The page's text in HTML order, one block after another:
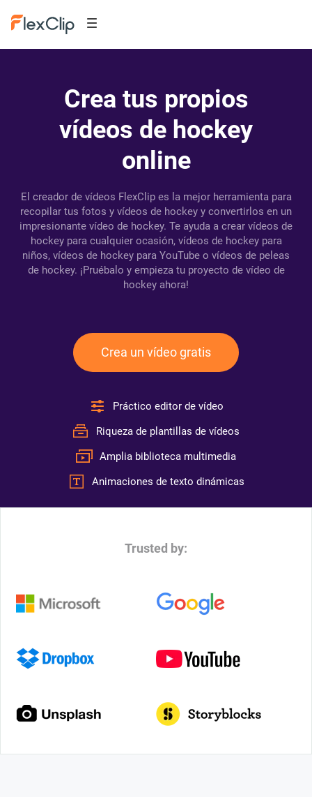
Crea tus propios
vídeos de hockey
online
El creador de vídeos FlexClip es la mejor herramienta para
recopilar tus fotos y vídeos de hockey y convertirlos en un
impresionante vídeo de hockey. Te ayuda a crear vídeos de
hockey para cualquier ocasión, vídeos de hockey para
niños, vídeos de hockey para YouTube o vídeos de peleas
de hockey. ¡Pruébalo y empieza tu proyecto de vídeo de
hockey ahora!
Crea un vídeo gratis
Práctico editor de vídeo
Riqueza de plantillas de vídeos
Amplia biblioteca multimedia
Animaciones de texto dinámicas
Trusted by: